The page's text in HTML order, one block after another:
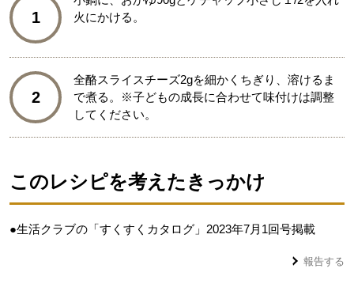
1
火にかける。
2
全酪スライスチーズ2gを細かくちぎり、溶けるま
で煮る。※子どもの成長に合わせて味付けは調整
してください。
このレシピを考えたきっかけ
●生活クラブの「すくすくカタログ」2023年7月1回号掲載
報告する